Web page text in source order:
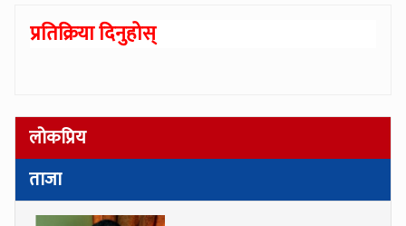
प्रतिक्रिया दिनुहोस्
लोकप्रिय
ताजा